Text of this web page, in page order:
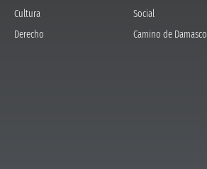
Cultura
Derecho
Social
Camino de Damasco